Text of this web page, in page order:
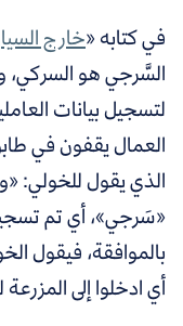
في كتابه «خارج
السَّرجي هو السركي،
لتسجيل بيانات
العمال يقفون في
الذي يقول للخولي:
«سَرجي»، أي تم
بالموافقة، فيقول
أي ادخلوا إلى المزرعة